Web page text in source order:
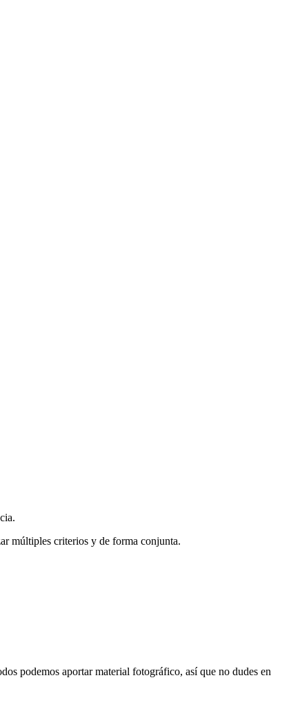
múltiples criterios y de forma conjunta.
podemos aportar material fotográfico, así que no dudes en